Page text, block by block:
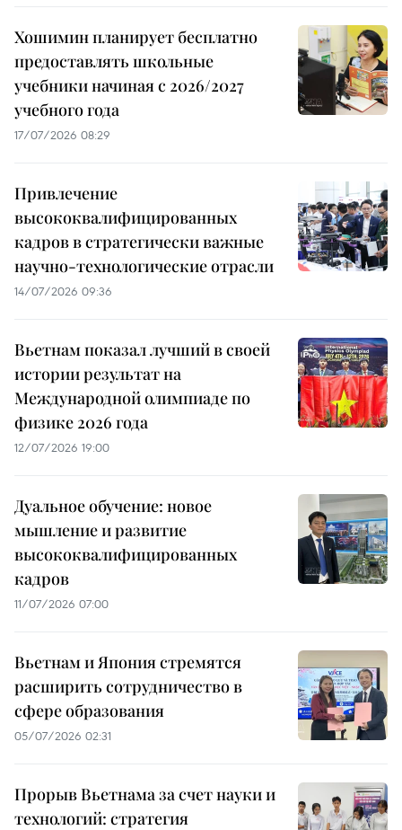
Хошимин планирует бесплатно
предоставлять школьные
учебники начиная с 2026/2027
учебного года
17/07/2026 08:29
Привлечение
высококвалифицированных
кадров в стратегически важные
научно-технологические отрасли
14/07/2026 09:36
Вьетнам показал лучший в своей
истории результат на
Международной олимпиаде по
физике 2026 года
12/07/2026 19:00
Дуальное обучение: новое
мышление и развитие
высококвалифицированных
кадров
11/07/2026 07:00
Вьетнам и Япония стремятся
расширить сотрудничество в
сфере образования
05/07/2026 02:31
Прорыв Вьетнама за счет науки и
технологий: стратегия